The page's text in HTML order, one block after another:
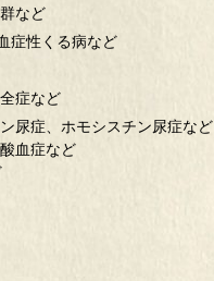
など
症性くる病など
症など
尿症、ホモシスチン尿症など
血症など